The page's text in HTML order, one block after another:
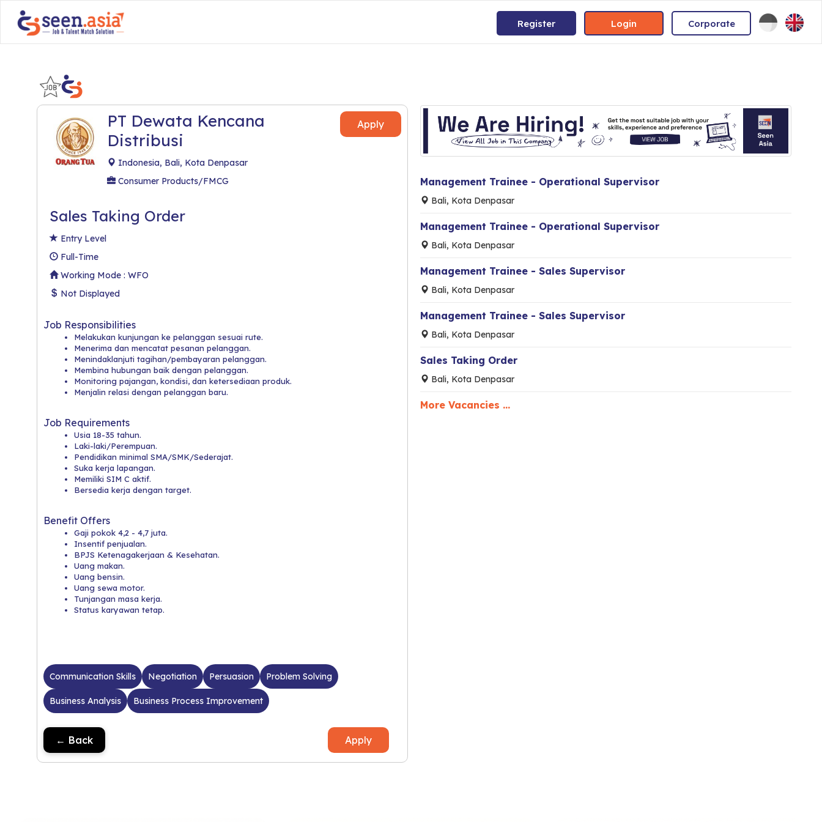
Register Login Corporate
PT Dewata Kencana
Distribusi
Indonesia, Bali, Kota Denpasar
Consumer Products/FMCG
Apply
Sales Taking Order
Entry Level
Full-Time
Working Mode : WFO
Not Displayed
Job Responsibilities
Melakukan kunjungan ke pelanggan sesuai rute.
Menerima dan mencatat pesanan pelanggan.
Menindaklanjuti tagihan/pembayaran pelanggan.
Membina hubungan baik dengan pelanggan.
Monitoring pajangan, kondisi, dan ketersediaan produk.
Menjalin relasi dengan pelanggan baru.
Job Requirements
Usia 18-35 tahun.
Laki-laki/Perempuan.
Pendidikan minimal SMA/SMK/Sederajat.
Suka kerja lapangan.
Memiliki SIM C aktif.
Bersedia kerja dengan target.
Benefit Offers
Gaji pokok 4,2 - 4,7 juta.
Insentif penjualan.
BPJS Ketenagakerjaan & Kesehatan.
Uang makan.
Uang bensin.
Uang sewa motor.
Tunjangan masa kerja.
Status karyawan tetap.
Communication Skills Negotiation Persuasion Problem Solving
Business Analysis Business Process Improvement
← Back Apply
Management Trainee - Operational Supervisor
Bali, Kota Denpasar
Management Trainee - Operational Supervisor
Bali, Kota Denpasar
Management Trainee - Sales Supervisor
Bali, Kota Denpasar
Management Trainee - Sales Supervisor
Bali, Kota Denpasar
Sales Taking Order
Bali, Kota Denpasar
More Vacancies ...